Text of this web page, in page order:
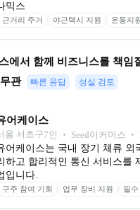
믹스
근거리 주거 야근택시 지원 운동지원
에서 함께 비즈니스를 책임
관
빠른 응답 성실 검토
어케이스
울 서초구7인 ‧ Seed이커머스 ‧
어케이스는 국내 장기 체류 외
하고 합리적인 통신 서비스를
입니다.
구주 참여 기회 업무 장비 지원 필수